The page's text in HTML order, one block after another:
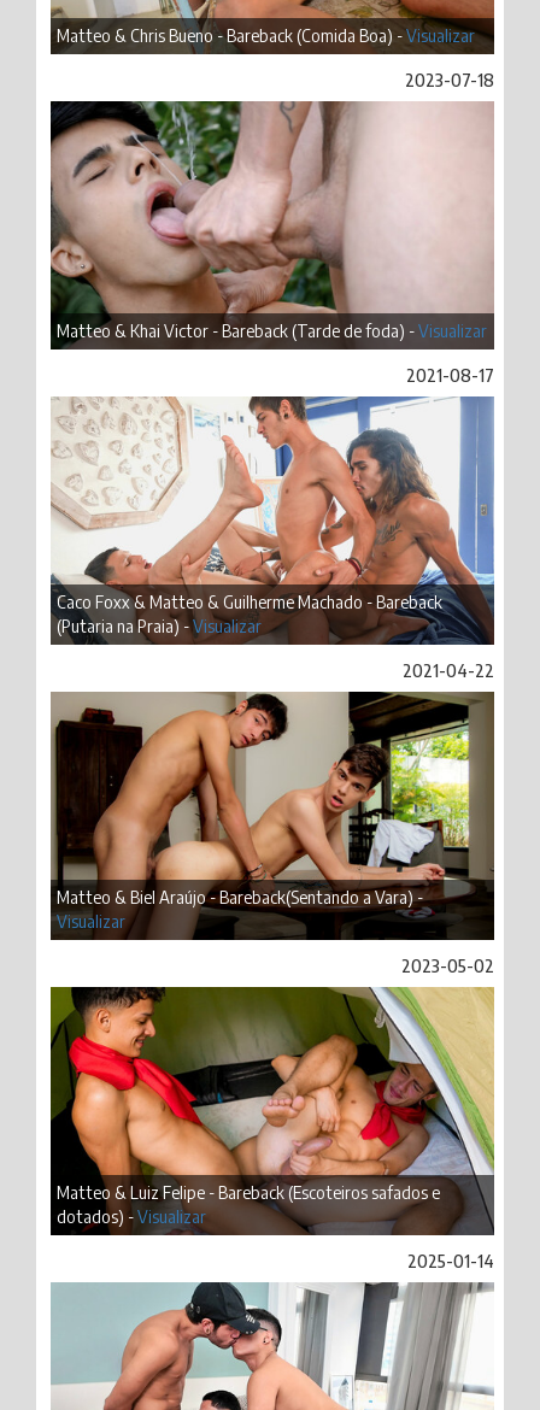
Matteo & Chris Bueno - Bareback (Comida Boa) -Visualizar
2023-07-18
Matteo & Khai Victor - Bareback (Tarde de foda) -Visualizar
2021-08-17
Caco Foxx & Matteo & Guilherme Machado - Bareback
(Putaria na Praia) -Visualizar
2021-04-22
Matteo & Biel Araújo - Bareback(Sentando a Vara) -
Visualizar
2023-05-02
Matteo & Luiz Felipe - Bareback (Escoteiros safados e
dotados) -Visualizar
2025-01-14